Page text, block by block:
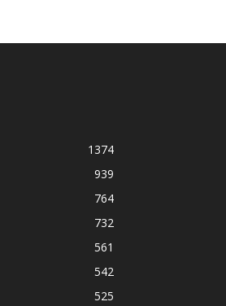
1374
939
764
732
561
542
525